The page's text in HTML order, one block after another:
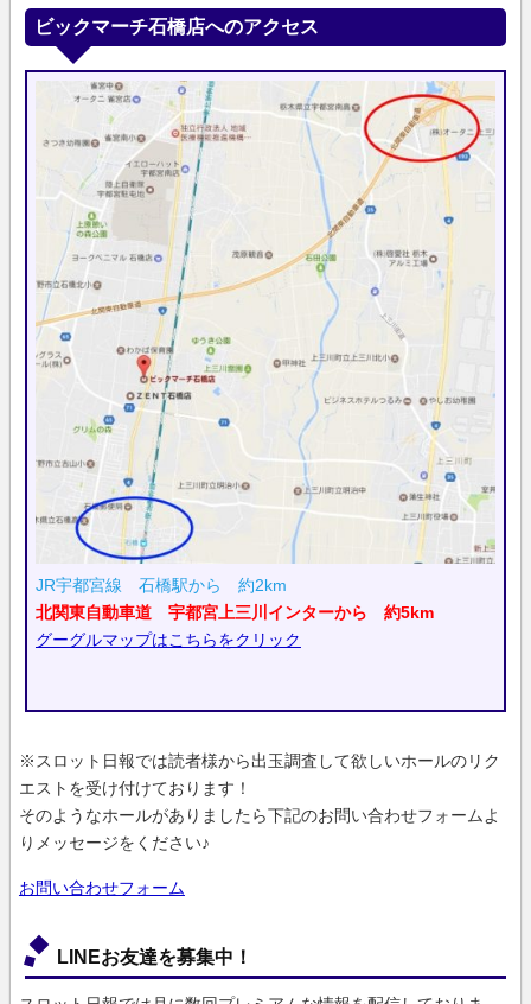
ビックマーチ石橋店へのアクセス
JR宇都宮線 石橋駅から 約2km
北関東自動車道 宇都宮上三川インターから 約5km
グーグルマップはこちらをクリック
※スロット日報では読者様から出玉調査して欲しいホールのリク
エストを受け付けております！
そのようなホールがありましたら下記のお問い合わせフォームよ
りメッセージをください♪
お問い合わせフォーム
LINEお友達を募集中！